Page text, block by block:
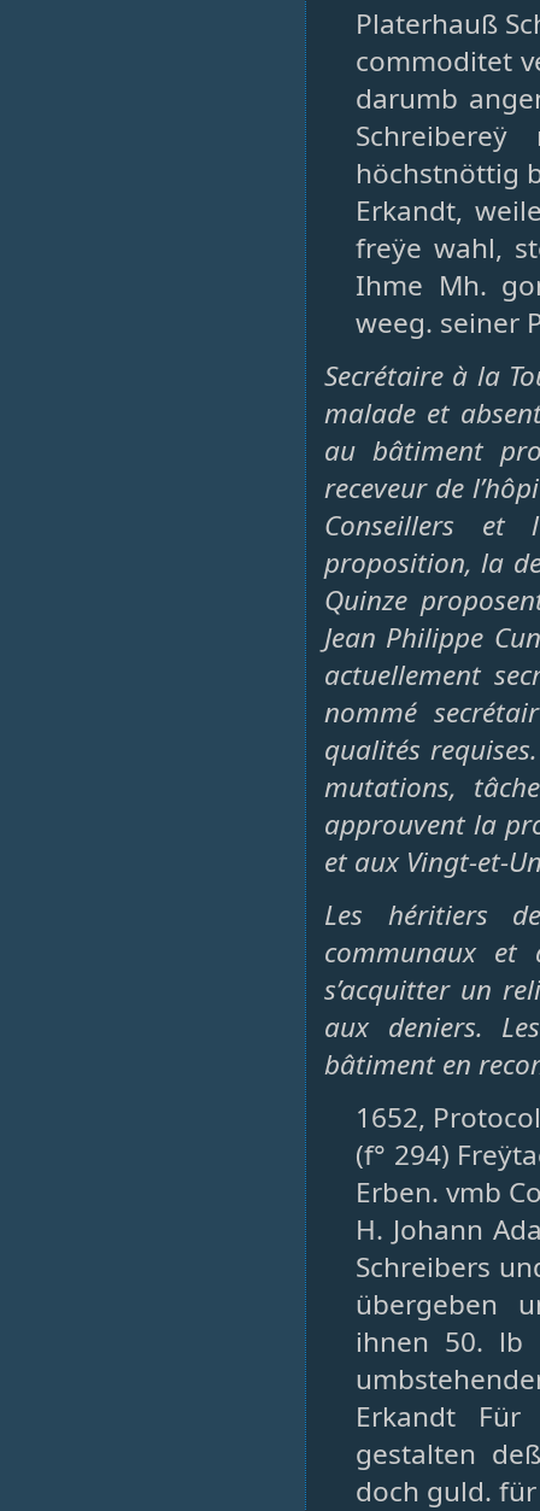
Platerhauß
commoditet
darumb
höchstnöttig
Erkandt,
freÿe wahl,
Ihme Mh.
weeg. seiner
Secrétaire à la
malade et
au bâtiment
receveur de
Conseillers et
proposition, la
Quinze
Jean Philippe
actuellement
nommé
qualités
mutations,
approuvent la
et aux Vingt-et-
Les héritiers
communaux et
s’acquitter un
aux deniers.
bâtiment en
1652,
(f° 294)
Erben. vmb
H. Johann
Schreibers
übergeben
ihnen 50. lb
Erkandt
gestalten
doch guld.